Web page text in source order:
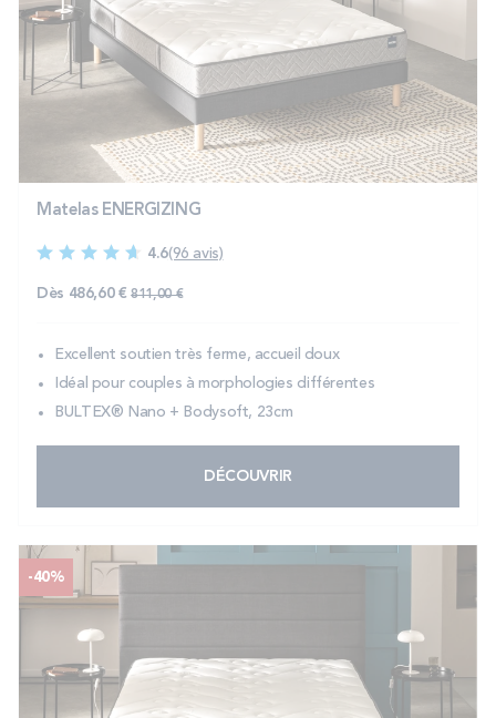
Matelas ENERGIZING
4.6(96 avis)
Dès 486,60 € Prix normal
811,00 €
Excellent soutien très ferme, accueil doux
Idéal pour couples à morphologies différentes
BULTEX® Nano + Bodysoft, 23cm
DÉCOUVRIR
-40%